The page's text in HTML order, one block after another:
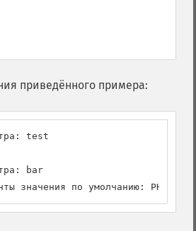
приведённого примера:
test
bar
значения по умолчанию: